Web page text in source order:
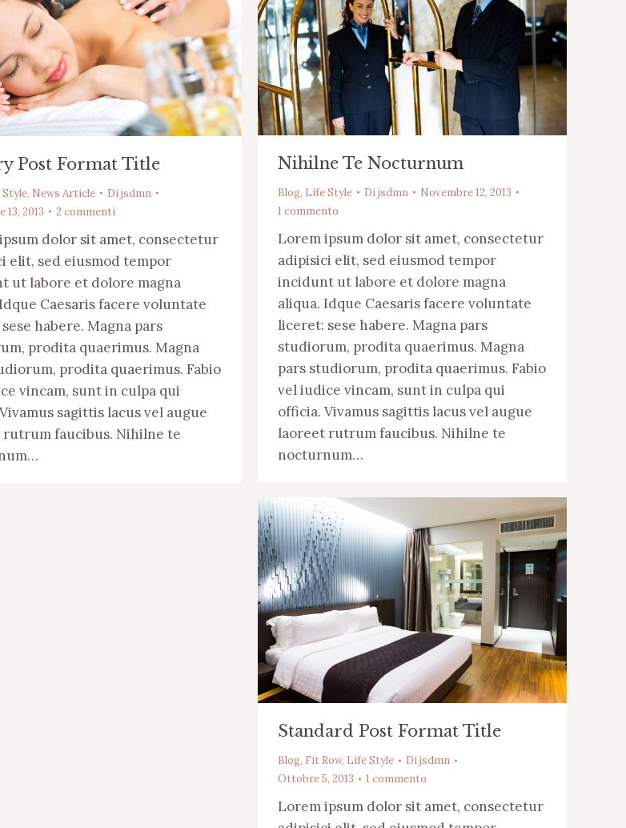
Post Format Title
, News Article Dijsdmn
13, 2013
2 commenti
dolor sit amet, consectetur
elit, sed eiusmod tempor
ut labore et dolore magna
Caesaris facere voluntate
habere. Magna pars
prodita quaerimus. Magna
prodita quaerimus. Fabio
vincam, sunt in culpa qui
sagittis lacus vel augue
rutrum faucibus. Nihilne te
Nihilne Te Nocturnum
Blog, Life Style Dijsdmn
Novembre 12, 2013
1 commento
Lorem ipsum dolor sit amet, consectetur
adipisici elit, sed eiusmod tempor
incidunt ut labore et dolore magna
aliqua. Idque Caesaris facere voluntate
liceret: sese habere. Magna pars
studiorum, prodita quaerimus. Magna
pars studiorum, prodita quaerimus. Fabio
vel iudice vincam, sunt in culpa qui
officia. Vivamus sagittis lacus vel augue
laoreet rutrum faucibus. Nihilne te
nocturnum…
Standard Post Format Title
Blog, Fit Row, Life Style Dijsdmn
Ottobre 5, 2013
1 commento
Lorem ipsum dolor sit amet, consectetur